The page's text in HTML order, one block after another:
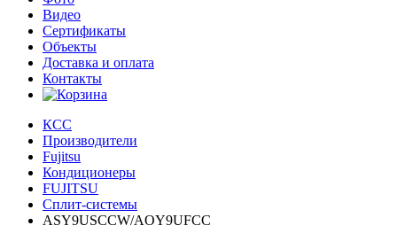
Видео
Сертификаты
Объекты
Доставка и оплата
Контакты
КСС
Производители
Fujitsu
Кондиционеры
FUJITSU
Сплит-системы
ASY9USCCW/AOY9UFCC